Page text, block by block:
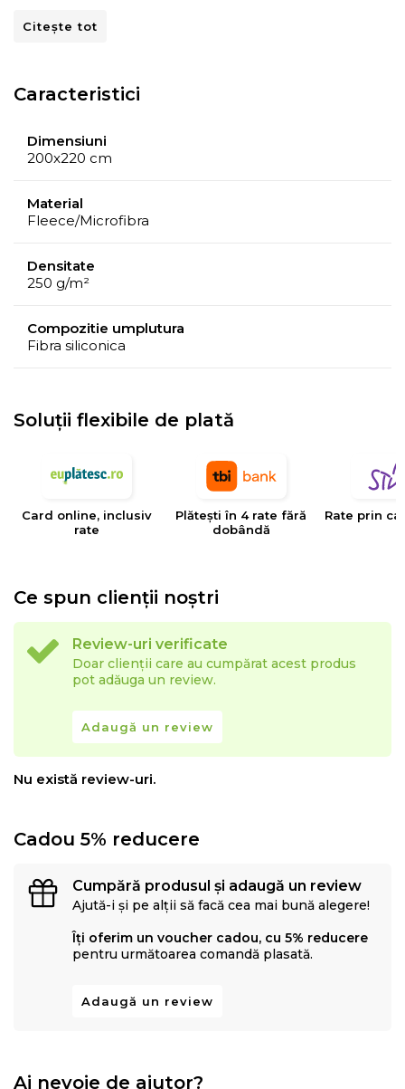
rezistent.
Umplutura: fibre siliconice
Se recomanda curatarea conform informatiilor de pe
eticheta atasata, evitati calcarea si uscarea cu fierul de
Citește tot
Caracteristici
Dimensiuni
200x220 cm
Material
Fleece/Microfibra
Densitate
250 g/m²
Compozitie umplutura
Fibra siliconica
Soluții flexibile de plată
Card online, inclusiv
rate
Plătești în 4 rate fără
dobândă
Rate prin
Ce spun clienții noștri
Review-uri verificate
Doar clienții care au cumpărat acest produs
pot adăuga un review.
Adaugă un review
Nu există review-uri.
Cadou 5% reducere
Cumpără produsul și adaugă un review
Ajută-i și pe alții să facă cea mai bună alegere!
Îți oferim un voucher cadou, cu 5% reducere
pentru următoarea comandă plasată.
Adaugă un review
Ai nevoie de ajutor?